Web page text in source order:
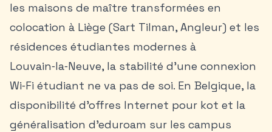
les maisons de maître transformées en
colocation à Liège (Sart Tilman, Angleur) et les
résidences étudiantes modernes à
Louvain‑la‑Neuve, la stabilité d’une connexion
Wi‑Fi étudiant ne va pas de soi. En Belgique, la
disponibilité d’offres Internet pour kot et la
généralisation d’eduroam sur les campus